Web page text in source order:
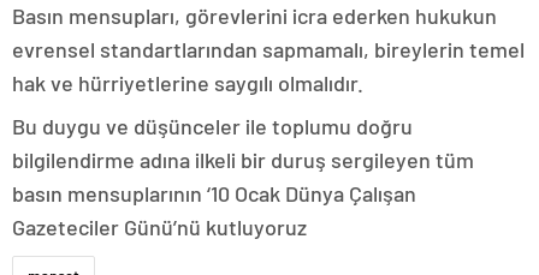
Basın mensupları, görevlerini icra ederken hukukun
evrensel standartlarından sapmamalı, bireylerin temel
hak ve hürriyetlerine saygılı olmalıdır.
Bu duygu ve düşünceler ile toplumu doğru
bilgilendirme adına ilkeli bir duruş sergileyen tüm
basın mensuplarının ‘10 Ocak Dünya Çalışan
Gazeteciler Günü’nü kutluyoruz